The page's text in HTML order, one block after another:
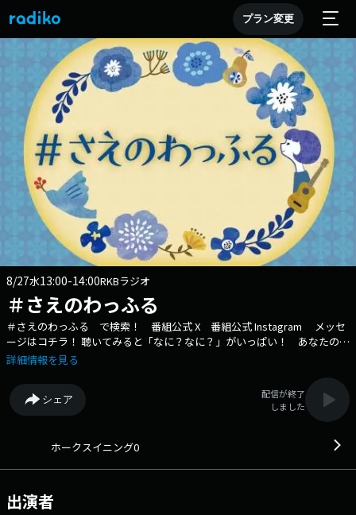
プラン変更
8/27水13:00-14:00RKBラジオ
＃さえのわっふる
＃さえのわっふる で検索！ 番組公式 X 番組公式 Instagram メッセ
ージはコチラ！ 聴いてみると「なに？なに？」がいっぱい！ あなたのお
腹が興味でいっぱいになるような ワンダフルな情報音楽バラエティ。
＃もワッフルになってるんだよ。 14:00 【＃さえの間】ゲストコー
ナー --- ミュージシャンや、番組が選定したニッチな 企業やマニアッ
クな趣味を持つ方に 毎日インタビュー！ 14:30 【スナッピーのわふ
す。 15:00 【＃わっふるーむ】パートナーパーソナリティコーナー --
詳細情報を見る
シェア
配信が終了
しました
ホークスイニング0
出演者